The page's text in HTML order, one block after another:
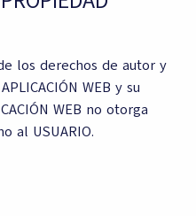
los derechos de autor y
WEB y su
WEB no otorga
al USUARIO.